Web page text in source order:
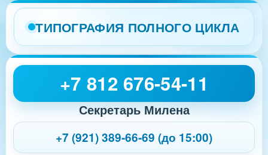
меню
сайтаТИПОГРАФИЯ ПОЛНОГО ЦИКЛА
+7 812 676-54-11
Секретарь Милена
+7 (921) 389-66-69 (до 15:00)